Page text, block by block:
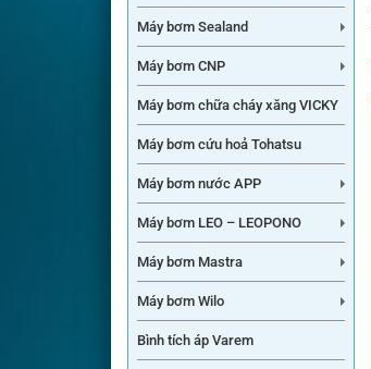
Máy bơm Sealand
Máy bơm CNP
Máy bơm chữa cháy xăng VICKY
Máy bơm cứu hoả Tohatsu
Máy bơm nước APP
Máy bơm LEO – LEOPONO
Máy bơm Mastra
Máy bơm Wilo
Bình tích áp Varem